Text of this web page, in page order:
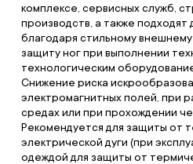
комплексе, сервисных служб,
производств, а также подходят
благодаря стильному
защиту ног при выполнении
технологическим
Снижение риска
электромагнитных полей, при
средах или при прохождении
Рекомендуется для защиты от
электрической дуги (при
одеждой для защиты от